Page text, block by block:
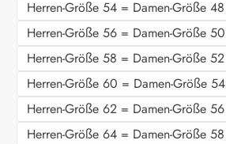
Herren-Größe 54 = Damen-Größe 48
Herren-Größe 56 = Damen-Größe 50
Herren-Größe 58 = Damen-Größe 52
Herren-Größe 60 = Damen-Größe 54
Herren-Größe 62 = Damen-Größe 56
Herren-Größe 64 = Damen-Größe 58